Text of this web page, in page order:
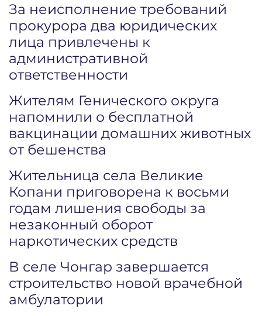
За неисполнение требований
прокурора два юридических
лица привлечены к
административной
ответственности
Жителям Генического округа
напомнили о бесплатной
вакцинации домашних животных
от бешенства
Жительница села Великие
Копани приговорена к восьми
годам лишения свободы за
незаконный оборот
наркотических средств
В селе Чонгар завершается
строительство новой врачебной
амбулатории